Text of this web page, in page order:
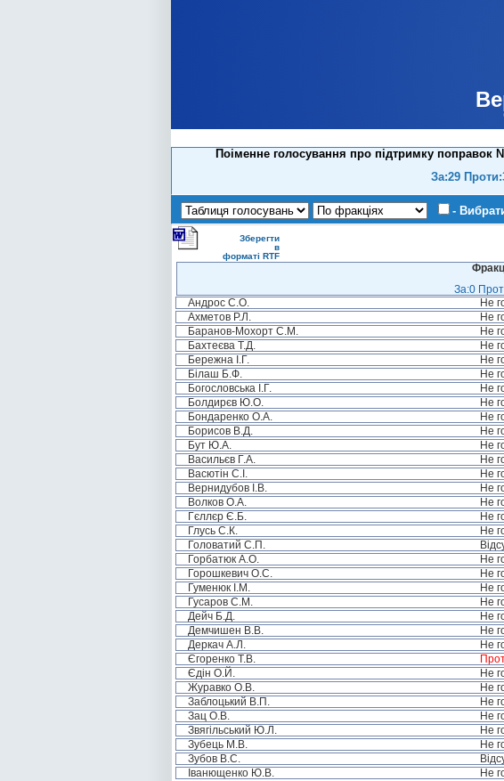
Поіменне голосування про підтримку поправок
За:29
-
Зберегти
в
форматі RTF
За:0
Андрос С.О.
Не
Ахметов Р.Л.
Не
Баранов-Мохорт С.М.
Не
Бахтеєва Т.Д.
Не
Бережна І.Г.
Не
Білаш Б.Ф.
Не
Богословська І.Г.
Не
Болдирєв Ю.О.
Не
Бондаренко О.А.
Не
Борисов В.Д.
Не
Бут Ю.А.
Не
Васильєв Г.А.
Не
Васютін С.І.
Не
Вернидубов І.В.
Не
Волков О.А.
Не
Гєллєр Є.Б.
Не
Глусь С.К.
Не
Головатий С.П.
Горбатюк А.О.
Не
Горошкевич О.С.
Не
Гуменюк І.М.
Не
Гусаров С.М.
Не
Дейч Б.Д.
Не
Демчишен В.В.
Не
Деркач А.Л.
Не
Єгоренко Т.В.
Єдін О.Й.
Не
Журавко О.В.
Не
Заблоцький В.П.
Не
Зац О.В.
Не
Звягільський Ю.Л.
Не
Зубець М.В.
Не
Зубов В.С.
Іванющенко Ю.В.
Не